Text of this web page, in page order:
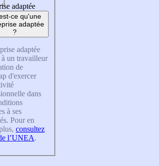
adaptée
ce qu'une
adaptée
?
adaptée
à un travailleur
de
d'exercer
dans
à ses
Pour en
consultez
l’UNEA.